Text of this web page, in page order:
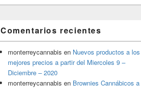
Comentarios recientes
monterreycannabis en Nuevos productos a los
mejores precios a partir del Miercoles 9 –
Diciembre – 2020
monterreycannabis en Brownies Cannábicos